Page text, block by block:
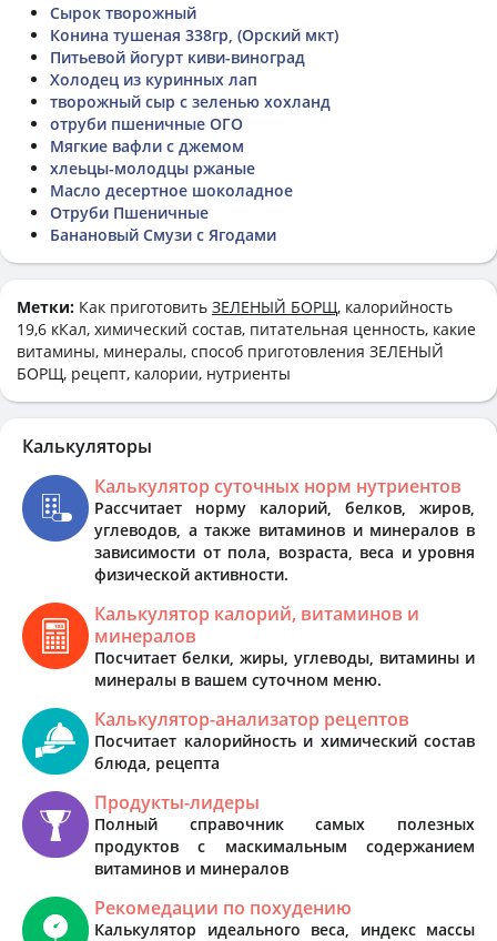
Сырок творожный
Конина тушеная 338гр, (Орский мкт)
Питьевой йогурт киви-виноград
Холодец из куринных лап
творожный сыр с зеленью хохланд
отруби пшеничные ОГО
Мягкие вафли с джемом
хлеьцы-молодцы ржаные
Масло десертное шоколадное
Отруби Пшеничные
Банановый Смузи с Ягодами
Метки: Как приготовить ЗЕЛЕНЫЙ БОРЩ, калорийность
19,6 кКал, химический состав, питательная ценность, какие
витамины, минералы, способ приготовления ЗЕЛЕНЫЙ
БОРЩ, рецепт, калории, нутриенты
Калькуляторы
Калькулятор суточных норм нутриентов
Рассчитает норму калорий, белков, жиров,
углеводов, а также витаминов и минералов в
зависимости от пола, возраста, веса и уровня
физической активности.
Калькулятор калорий, витаминов и
минералов
Посчитает белки, жиры, углеводы, витамины и
минералы в вашем суточном меню.
Калькулятор-анализатор рецептов
Посчитает калорийность и химический состав
блюда, рецепта
Продукты-лидеры
Полный справочник самых полезных
продуктов с маскимальным содержанием
витаминов и минералов
Рекомедации по похудению
Калькулятор идеального веса, индекс массы